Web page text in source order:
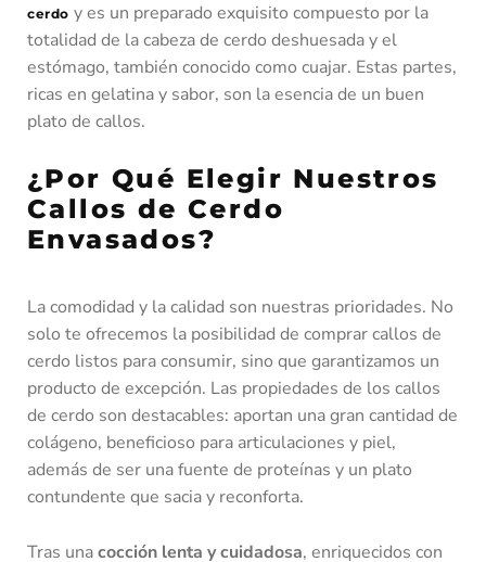
cerdo y es un preparado exquisito compuesto por la
totalidad de la cabeza de cerdo deshuesada y el
estómago, también conocido como cuajar. Estas partes,
ricas en gelatina y sabor, son la esencia de un buen
plato de callos.
¿Por Qué Elegir Nuestros
Callos de Cerdo
Envasados?
La comodidad y la calidad son nuestras prioridades. No
solo te ofrecemos la posibilidad de comprar callos de
cerdo listos para consumir, sino que garantizamos un
producto de excepción. Las propiedades de los callos
de cerdo son destacables: aportan una gran cantidad de
colágeno, beneficioso para articulaciones y piel,
además de ser una fuente de proteínas y un plato
contundente que sacia y reconforta.
Tras unacocción lenta y cuidadosa, enriquecidos con